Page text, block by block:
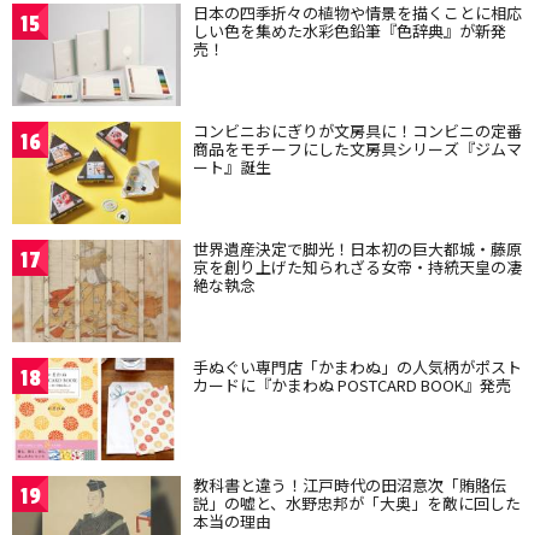
15 日本の四季折々の植物や情景を描くことに相応
しい色を集めた水彩色鉛筆『色辞典』が新発
売！
16 コンビニおにぎりが文房具に！コンビニの定番
商品をモチーフにした文房具シリーズ『ジムマ
ート』誕生
17 世界遺産決定で脚光！日本初の巨大都城・藤原
京を創り上げた知られざる女帝・持統天皇の凄
絶な執念
18 手ぬぐい専門店「かまわぬ」の人気柄がポスト
カードに『かまわぬ POSTCARD BOOK』発売
19 教科書と違う！江戸時代の田沼意次「賄賂伝
説」の嘘と、水野忠邦が「大奥」を敵に回した
本当の理由